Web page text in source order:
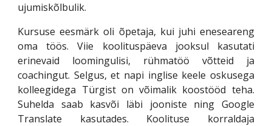
ujumiskõlbulik.
Kursuse eesmärk oli õpetaja, kui juhi eneseareng
oma töös. Viie koolituspäeva jooksul kasutati
erinevaid loomingulisi, rühmatöö võtteid ja
coachingut. Selgus, et napi inglise keele oskusega
kolleegidega Türgist on võimalik koostööd teha.
Suhelda saab kasvõi läbi jooniste ning Google
Translate kasutades. Koolituse korraldaja